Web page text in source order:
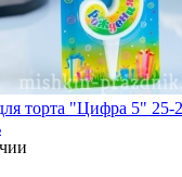
торта "Цифра 5" 25-